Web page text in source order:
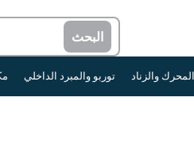
توربو والمبرد الداخلي المحرك والزناد